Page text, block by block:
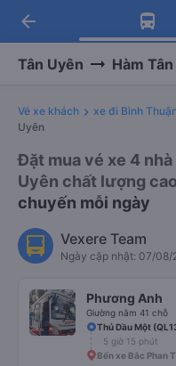
Tải app
Nhận ưu
Tải app
-30k/ghế
arrow_back
Tân Uyên Hàm Tân
Vé xe khách xe đi Bình
Uyên
Đặt mua vé xe 4
Uyên chất lượng
chuyến mỗi ngày
Vexere Team
Ngày cập nhật: 07/08/
Phương Anh
Giường nằm 41 chỗ
Thủ Dầu Một
5 giờ 15 phút
Bến xe Bắc Phan